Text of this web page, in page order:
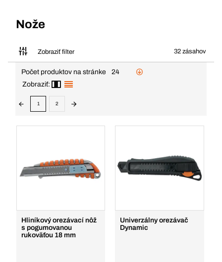
Nože
Zobraziť filter 32 zásahov
Počet produktov na stránke
24
Zobraziť:
1 2
Hliníkový orezávací nôž
s pogumovanou
rukoväťou 18 mm
Univerzálny orezávač
Dynamic